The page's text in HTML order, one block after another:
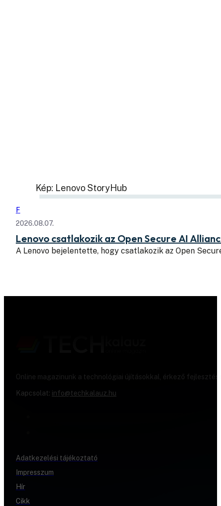
Kép: Lenovo StoryHub
F
2026.08.07.
Lenovo csatlakozik az Open Secure AI
A Lenovo bejelentette, hogy csatlakozik az Open
Online magazinunk a technológiai újításokkal, érkező
Kapcsolat: info@techkalauz.hu
Adatkezelési tájékoztató
Impresszum
Hír
Cikk